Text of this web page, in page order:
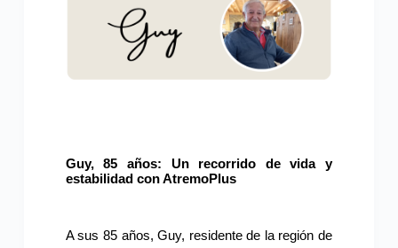
Guy, 85 años: Un recorrido de vida y
estabilidad con AtremoPlus
A sus 85 años, Guy, residente de la región de